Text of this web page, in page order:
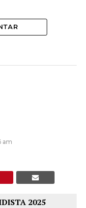
am
2025